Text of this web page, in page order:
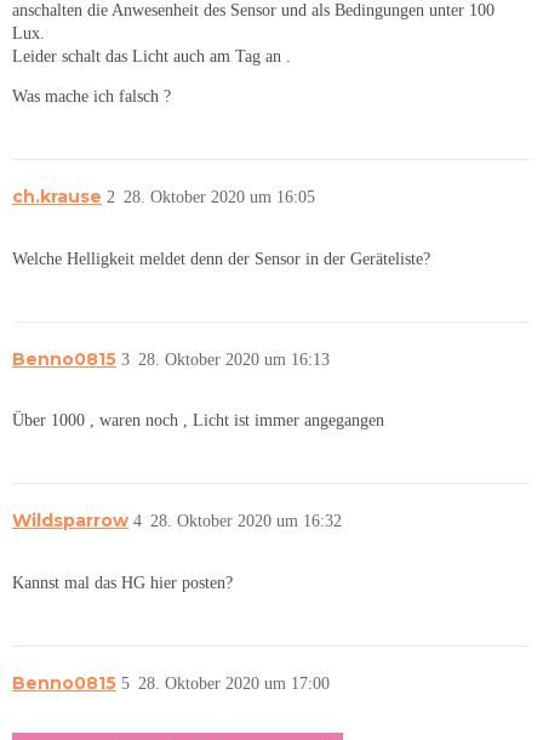
anschalten die Anwesenheit des Sensor und als Bedingungen unter 100
Lux.
Leider schalt das Licht auch am Tag an .
Was mache ich falsch ?
ch.krause 28. Oktober 2020 um 16:05
2
Welche Helligkeit meldet denn der Sensor in der Geräteliste?
Benno0815 28. Oktober 2020 um 16:13
3
Über 1000 , waren noch , Licht ist immer angegangen
Wildsparrow 28. Oktober 2020 um 16:32
4
Kannst mal das HG hier posten?
Benno0815 28. Oktober 2020 um 17:00
5